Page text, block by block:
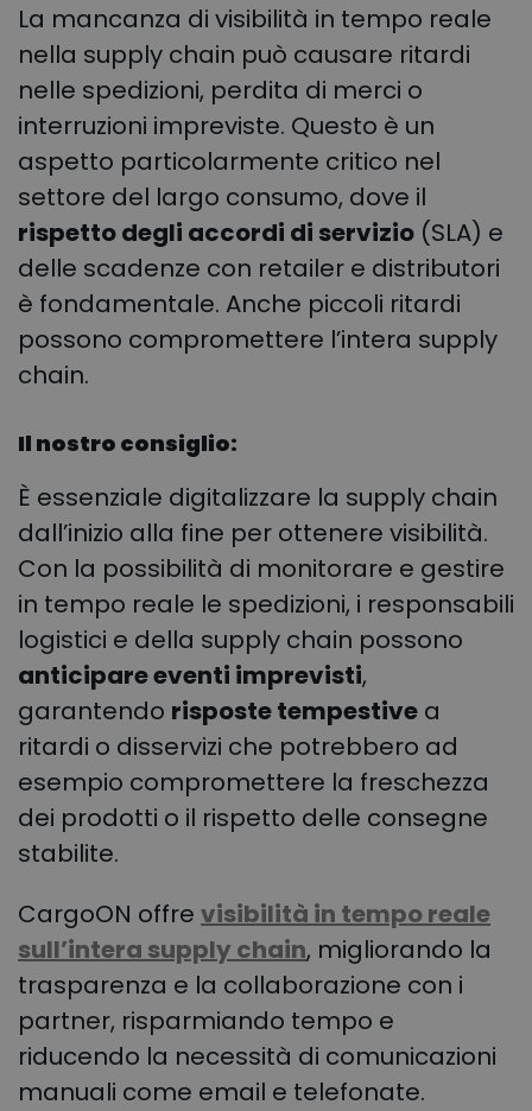
La mancanza di visibilità in tempo reale
nella supply chain può causare ritardi
nelle spedizioni, perdita di merci o
interruzioni impreviste. Questo è un
aspetto particolarmente critico nel
settore del largo consumo, dove il
rispetto degli accordi di servizio (SLA) e
delle scadenze con retailer e distributori
è fondamentale. Anche piccoli ritardi
possono compromettere l’intera supply
chain.
Il nostro consiglio:
È essenziale digitalizzare la supply chain
dall’inizio alla fine per ottenere visibilità.
Con la possibilità di monitorare e gestire
in tempo reale le spedizioni, i responsabili
logistici e della supply chain possono
anticipare eventi imprevisti,
garantendo risposte tempestive a
ritardi o disservizi che potrebbero ad
esempio compromettere la freschezza
dei prodotti o il rispetto delle consegne
stabilite.
CargoON offre visibilità in tempo reale
sull’intera supply chain, migliorando la
trasparenza e la collaborazione con i
partner, risparmiando tempo e
riducendo la necessità di comunicazioni
manuali come email e telefonate.